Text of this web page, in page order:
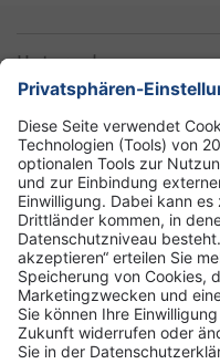
Unternehmen
Informationen
Standorte
DRK-Schwesternschaft
Impressum